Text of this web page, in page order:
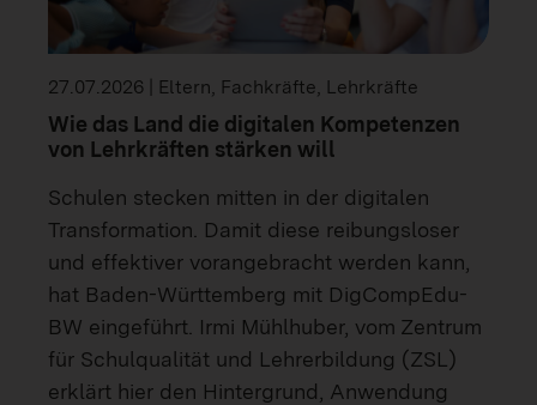
27.07.2026 | Eltern, Fachkräfte, Lehrkräfte
Wie das Land die digitalen Kompetenzen
von Lehrkräften stärken will
Schulen stecken mitten in der digitalen
Transformation. Damit diese reibungsloser
und effektiver vorangebracht werden kann,
hat Baden-Württemberg mit DigCompEdu-
BW eingeführt. Irmi Mühlhuber, vom Zentrum
für Schulqualität und Lehrerbildung (ZSL)
erklärt hier den Hintergrund, Anwendung